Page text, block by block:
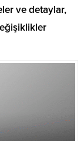
ve detaylar,